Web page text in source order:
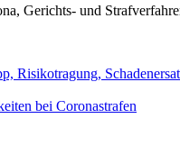
Gerichts- und
Risikotragung,
bei Coronastrafen